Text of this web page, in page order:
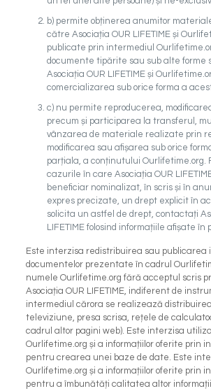
b) permite obținerea anumitor
către Asociația OUR LIFETIME și
publicate prin intermediul
documente tipărite sau sub alte forme
Asociația OUR LIFETIME și
comercializarea sub orice forma a
c) nu permite reproducerea,
precum și participarea la transferul,
vânzarea de materiale realizate prin
modificarea sau afișarea sub orice
parțiala, a conținutului Ourlifetime.org.
cazurile în care Asociația OUR
beneficiar nominalizat, în scris și în
expres precizate, un drept explicit în
solicita un astfel de drept, contactați
LIFETIME folosind informațiile afișate în
Este interzisa redistribuirea sau publicarea
documentelor prezentate în cadrul
numele Ourlifetime.org fără acceptul scris
Asociația OUR LIFETIME, indiferent de
intermediul cărora se realizează distribuirea
televiziune, presa scrisa, rețele de
cadrul altor pagini web). Este interzisa
Ourlifetime.org și a informațiilor oferite prin
pentru crearea unei baze de date. Este
Ourlifetime.org și a informațiilor oferite prin
pentru a îmbunătăți calitatea altor